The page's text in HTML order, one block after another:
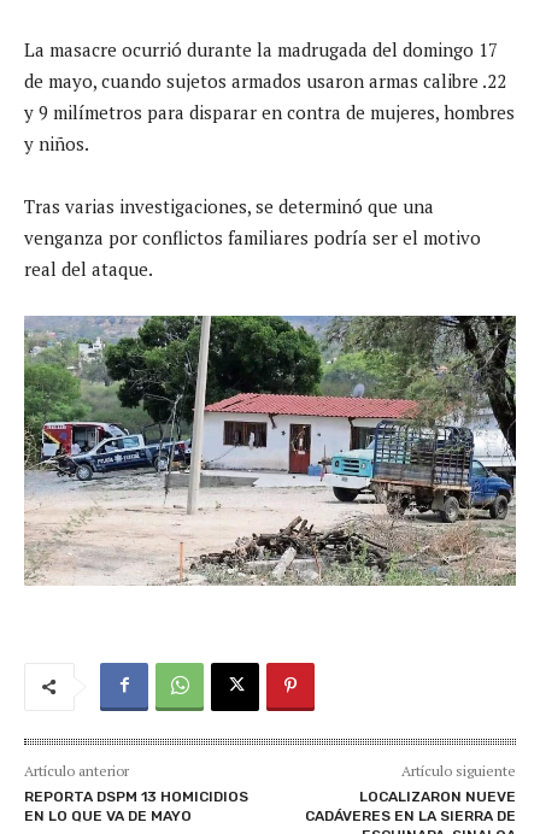
La masacre ocurrió durante la madrugada del domingo 17
de mayo, cuando sujetos armados usaron armas calibre .22
y 9 milímetros para disparar en contra de mujeres, hombres
y niños.
Tras varias investigaciones, se determinó que una
venganza por conflictos familiares podría ser el motivo
real del ataque.
Artículo anterior
REPORTA DSPM 13 HOMICIDIOS
EN LO QUE VA DE MAYO
Artículo siguiente
LOCALIZARON NUEVE
CADÁVERES EN LA SIERRA DE